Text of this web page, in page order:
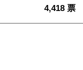
4,418 票